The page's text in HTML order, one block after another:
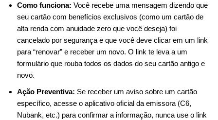
Como funciona: Você recebe uma mensagem dizendo que
seu cartão com benefícios exclusivos (como um cartão de
alta renda com anuidade zero que você deseja) foi
cancelado por segurança e que você deve clicar em um link
para “renovar” e receber um novo. O link te leva a um
formulário que rouba todos os dados do seu cartão antigo e
novo.
Ação Preventiva: Se receber um aviso sobre um cartão
específico, acesse o aplicativo oficial da emissora (C6,
Nubank, etc.) para confirmar a informação, nunca use o link